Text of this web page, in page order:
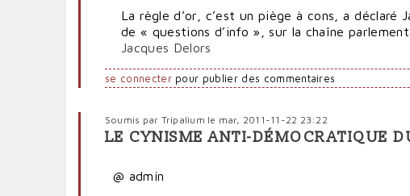
La règle d’or, c’est un piège à cons, a déclaré
de « questions d’info », sur la chaîne
Jacques Delors
se connecterpour publier des commentaires
Soumis par Tripalium le mar, 2011-11-22 23:22
LE CYNISME ANTI-DÉMOCRATIQUE
@ admin